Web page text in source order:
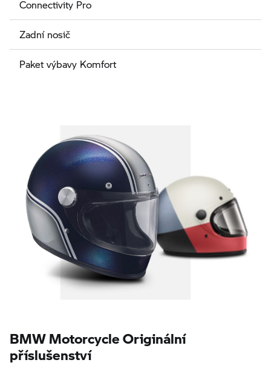
Connectivity Pro
Zadní nosič
Paket výbavy Komfort
BMW Motorcycle Originální
příslušenství